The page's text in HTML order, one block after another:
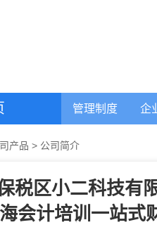
管理制度 企
产品 > 公司简介
税区小二科技有
会计培训一站式